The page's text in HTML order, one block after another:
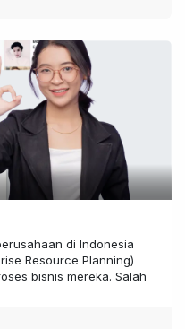
di Indonesia
Resource Planning)
bisnis mereka. Salah